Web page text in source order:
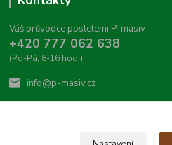
Váš průvodce postelemi P-masiv
+420 777 062 638
(Po-Pá, 8-16 hod.)
info@p-masiv.cz